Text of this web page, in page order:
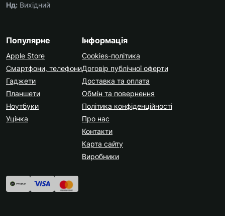
Нд: Вихідний
Популярне
Apple Store
Смартфони, телефони
Гаджети
Планшети
Ноутбуки
Уцінка
Інформація
Cookies-політика
Договір публічної оферти
Доставка та оплата
Обмін та повернення
Політика конфіденційності
Про нас
Контакти
Карта сайту
Виробники